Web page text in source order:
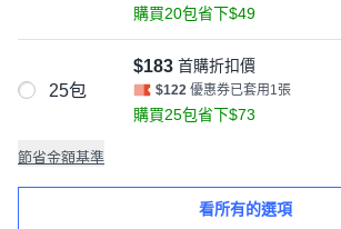
購買20包省下$49
25包
$183 首購折扣價
$122 優惠券已套用1張
購買25包省下$73
節省金額基準
看所有的選項